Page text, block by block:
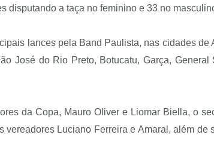
disputando a taça no feminino e 33 no
lances pela Band Paulista, nas cidades de
José do Rio Preto, Botucatu, Garça, General
da Copa, Mauro Oliver e Liomar Biella, o
Luciano Ferreira e Amaral, além de